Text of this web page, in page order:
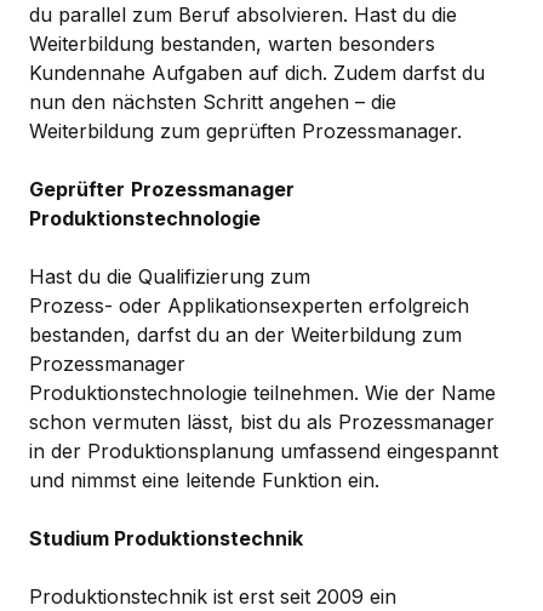
du parallel zum Beruf absolvieren. Hast du die
Weiterbildung bestanden, warten besonders
Kundennahe Aufgaben auf dich. Zudem darfst du
nun den nächsten Schritt angehen – die
Weiterbildung zum geprüften Prozessmanager.
Geprüfter Prozessmanager
Produktionstechnologie
Hast du die Qualifizierung zum
Prozess- oder Applikationsexperten erfolgreich
bestanden, darfst du an der Weiterbildung zum
Prozessmanager
Produktionstechnologie teilnehmen. Wie der Name
schon vermuten lässt, bist du als Prozessmanager
in der Produktionsplanung umfassend eingespannt
und nimmst eine leitende Funktion ein.
Studium Produktionstechnik
Produktionstechnik ist erst seit 2009 ein